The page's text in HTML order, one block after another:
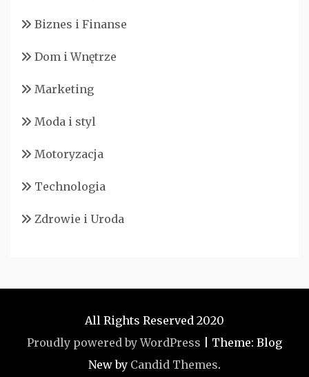
Biznes i Finanse
Dom i Wnętrze
Marketing
Moda i styl
Motoryzacja
Technologia
Zdrowie i Uroda
All Rights Reserved 2020
Proudly powered by WordPress
Theme: Blog
New by Candid Themes.